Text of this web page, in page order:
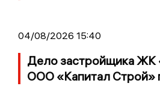
04/08/2026 15:40
Дело застройщика ЖК
ООО «Капитал Строй»